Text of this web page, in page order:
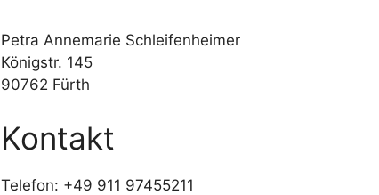
Petra Annemarie Schleifenheimer
Königstr. 145
90762 Fürth
Kontakt
Telefon: +49 911 97455211